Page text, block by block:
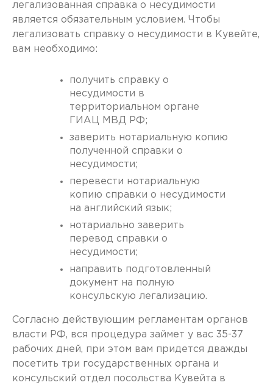
легализованная справка о несудимости
является обязательным условием. Чтобы
легализовать справку о несудимости в Кувейте,
вам необходимо:
получить справку о
несудимости в
территориальном органе
ГИАЦ МВД РФ;
заверить нотариальную копию
полученной справки о
несудимости;
перевести нотариальную
копию справки о несудимости
на английский язык;
нотариально заверить
перевод справки о
несудимости;
направить подготовленный
документ на полную
консульскую легализацию.
Согласно действующим регламентам органов
власти РФ, вся процедура займет у вас 35-37
рабочих дней, при этом вам придется дважды
посетить три государственных органа и
консульский отдел посольства Кувейта в